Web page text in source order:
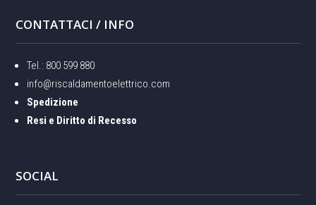
CONTATTACI / INFO
Tel.: ‭800 599 880
info@riscaldamentoelettrico.com
Spedizione
Resi e Diritto di Recesso
SOCIAL